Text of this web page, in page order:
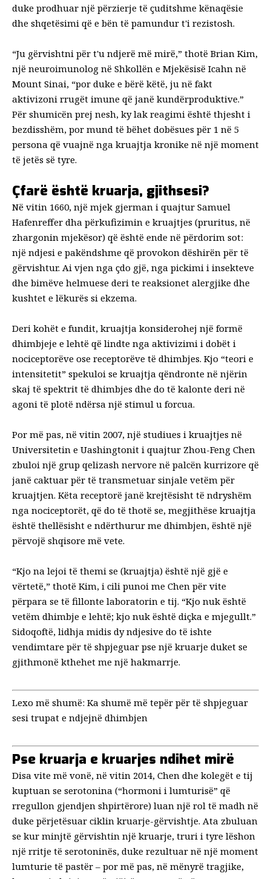
duke prodhuar një përzierje të çuditshme kënaqësie
dhe shqetësimi që e bën të pamundur t'i rezistosh.
“Ju gërvishtni për t'u ndjerë më mirë,” thotë Brian Kim,
një neuroimunolog në Shkollën e Mjekësisë Icahn në
Mount Sinai, “por duke e bërë këtë, ju në fakt
aktivizoni rrugët imune që janë kundërproduktive.”
Për shumicën prej nesh, ky lak reagimi është thjesht i
bezdisshëm, por mund të bëhet dobësues për 1 në 5
persona që vuajnë nga kruajtja kronike në një moment
të jetës së tyre.
Çfarë është kruarja, gjithsesi?
Në vitin 1660, një mjek gjerman i quajtur Samuel
Hafenreffer dha përkufizimin e kruajtjes (pruritus, në
zhargonin mjekësor) që është ende në përdorim sot:
një ndjesi e pakëndshme që provokon dëshirën për të
gërvishtur. Ai vjen nga çdo gjë, nga pickimi i insekteve
dhe bimëve helmuese deri te reaksionet alergjike dhe
kushtet e lëkurës si ekzema.
Deri kohët e fundit, kruajtja konsiderohej një formë
dhimbjeje e lehtë që lindte nga aktivizimi i dobët i
nociceptorëve ose receptorëve të dhimbjes. Kjo “teori e
intensitetit” spekuloi se kruajtja qëndronte në njërin
skaj të spektrit të dhimbjes dhe do të kalonte deri në
agoni të plotë ndërsa një stimul u forcua.
Por më pas, në vitin 2007, një studiues i kruajtjes në
Universitetin e Uashingtonit i quajtur Zhou-Feng Chen
zbuloi një grup qelizash nervore në palcën kurrizore që
janë caktuar për të transmetuar sinjale vetëm për
kruajtjen. Këta receptorë janë krejtësisht të ndryshëm
nga nociceptorët, që do të thotë se, megjithëse kruajtja
është thellësisht e ndërthurur me dhimbjen, është një
përvojë shqisore më vete.
“Kjo na lejoi të themi se (kruajtja) është një gjë e
vërtetë,” thotë Kim, i cili punoi me Chen për vite
përpara se të fillonte laboratorin e tij. “Kjo nuk është
vetëm dhimbje e lehtë; kjo nuk është diçka e mjegullt.”
Sidoqoftë, lidhja midis dy ndjesive do të ishte
vendimtare për të shpjeguar pse një kruarje duket se
gjithmonë kthehet me një hakmarrje.
Lexo më shumë: Ka shumë më tepër për të shpjeguar
sesi trupat e ndjejnë dhimbjen
Pse kruarja e kruarjes ndihet mirë
Disa vite më vonë, në vitin 2014, Chen dhe kolegët e tij
kuptuan se serotonina (“hormoni i lumturisë” që
rregullon gjendjen shpirtërore) luan një rol të madh në
duke përjetësuar ciklin kruarje-gërvishtje. Ata zbuluan
se kur minjtë gërvishtin një kruarje, truri i tyre lëshon
një rritje të serotoninës, duke rezultuar në një moment
lumturie të pastër – por më pas, në mënyrë tragjike,